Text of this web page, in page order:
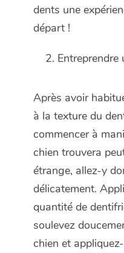
dents une
départ !
Entreprendre
Après avoir
à la texture du
commencer à
chien trouvera
étrange, allez-y
délicatement.
quantité de
soulevez
chien et